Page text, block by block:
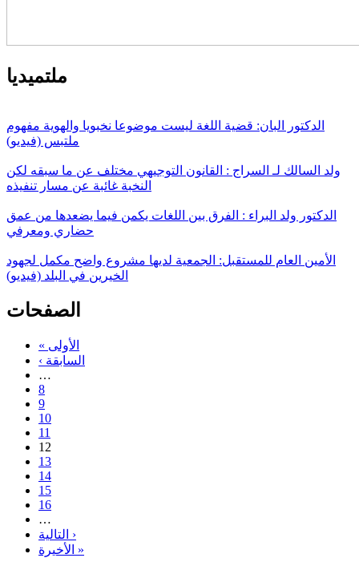
ملتميديا
الدكتور البان: قضية اللغة ليست موضوعا نخبويا والهوية مفهوم
ملتبس (فيديو)
ولد السالك لـ السراج : القانون التوجيهي مختلف عن ما سبقه لكن
النخبة غائبة عن مسار تنفيذه
الدكتور ولد البراء : الفرق بين اللغات يكمن فيما يضعدها من عمق
حضاري ومعرفي
الأمين العام للمستقبل: الجمعية لديها مشروع واضح مكمل لجهود
الخيرين في البلد (فيديو)
الصفحات
« الأولى
‹ السابقة
…
8
9
10
11
12
13
14
15
16
…
التالية ›
الأخيرة »